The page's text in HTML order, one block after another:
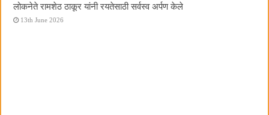
लोकनेते रामशेठ ठाकूर यांनी रयतेसाठी सर्वस्व अर्पण केले
13th June 2026